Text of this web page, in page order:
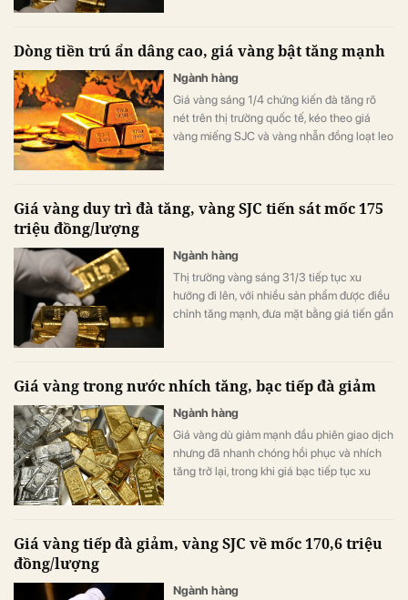
Dòng tiền trú ẩn dâng cao, giá vàng bật tăng mạnh
Ngành hàng
Giá vàng sáng 1/4 chứng kiến đà tăng rõ
nét trên thị trường quốc tế, kéo theo giá
vàng miếng SJC và vàng nhẫn đồng loạt leo
Giá vàng duy trì đà tăng, vàng SJC tiến sát mốc 175
triệu đồng/lượng
Ngành hàng
Thị trường vàng sáng 31/3 tiếp tục xu
hướng đi lên, với nhiều sản phẩm được điều
chỉnh tăng mạnh, đưa mặt bằng giá tiến gần
Giá vàng trong nước nhích tăng, bạc tiếp đà giảm
Ngành hàng
Giá vàng dù giảm mạnh đầu phiên giao dịch
nhưng đã nhanh chóng hồi phục và nhích
tăng trở lại, trong khi giá bạc tiếp tục xu
Giá vàng tiếp đà giảm, vàng SJC về mốc 170,6 triệu
đồng/lượng
Ngành hàng